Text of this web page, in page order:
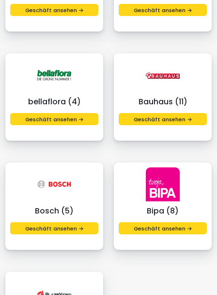
Geschäft ansehen → Geschäft ansehen →
bellaflora (4)
Geschäft ansehen →
Bauhaus (11)
Geschäft ansehen →
Bosch (5)
Geschäft ansehen →
Bipa (8)
Geschäft ansehen →